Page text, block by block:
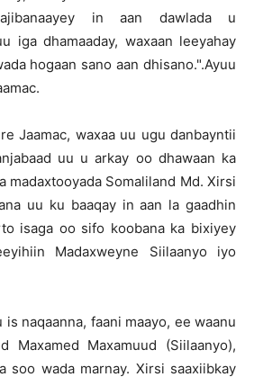
in aan dawlada u
iga dhamaaday, waxaan leeyahay
hogaan sano aan dhisano.".Ayuu
Jaamac, waxaa uu ugu danbayntii
uu u arkay oo dhawaan ka
madaxtooyada Somaliland Md. Xirsi
uu ku baaqay in aan la gaadhin
isaga oo sifo koobana ka bixiyey
Madaxweyne Siilaanyo iyo
is naqaanna, faani maayo, ee waanu
Maxamed Maxamuud (Siilaanyo),
soo wada marnay. Xirsi saaxiibkay